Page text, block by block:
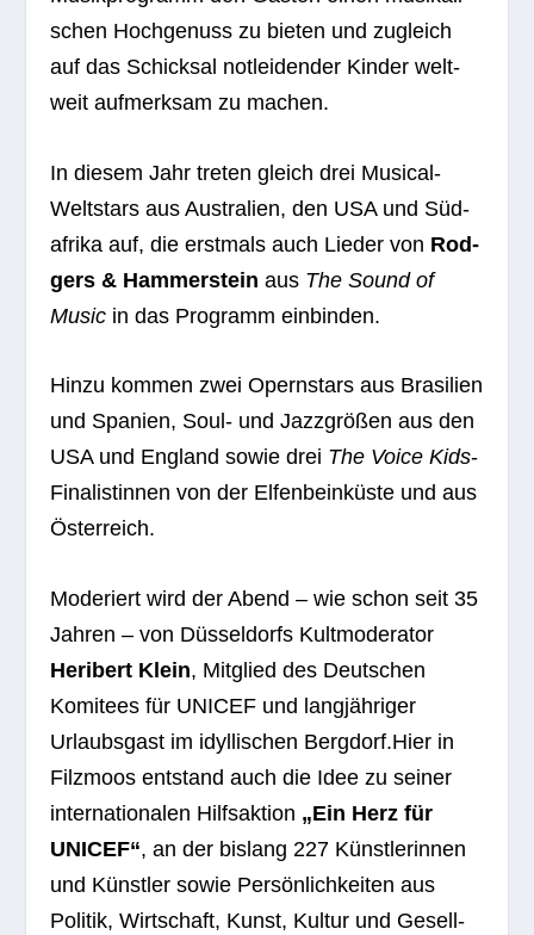
schen Hoch­ge­nuss zu bie­ten und zugleich
auf das Schick­sal not­lei­den­der Kin­der welt­
weit auf­merk­sam zu machen.
In die­sem Jahr tre­ten gleich drei Musi­cal-
Welt­stars aus Aus­tra­lien, den USA und Süd­
afrika auf, die erst­mals auch Lie­der von Rod­
gers & Ham­mer­stein aus The Sound of
Music in das Pro­gramm einbinden.
Hinzu kom­men zwei Opern­stars aus Bra­si­lien
und Spa­nien, Soul- und Jazz­grö­ßen aus den
USA und Eng­land sowie drei The Voice Kids-
Fina­lis­tin­nen von der Elfen­bein­küste und aus
Österreich.
Mode­riert wird der Abend – wie schon seit 35
Jah­ren – von Düs­sel­dorfs Kult­mo­de­ra­tor
Heri­bert Klein, Mit­glied des Deut­schen
Komi­tees für UNICEF und lang­jäh­ri­ger
Urlaubs­gast im idyl­li­schen Bergdorf.Hier in
Filz­moos ent­stand auch die Idee zu sei­ner
inter­na­tio­na­len Hilfs­ak­tion „Ein Herz für
UNICEF“, an der bis­lang 227 Künst­le­rin­nen
und Künst­ler sowie Per­sön­lich­kei­ten aus
Poli­tik, Wirt­schaft, Kunst, Kul­tur und Gesell­